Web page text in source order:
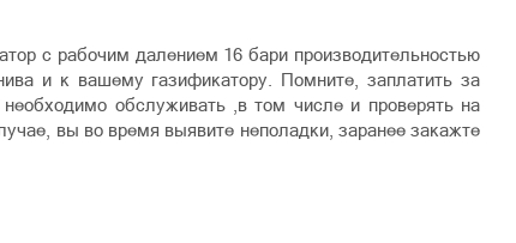
с рабочим далением 16 бари производительностью
и к вашему газификатору. Помните, заплатить за
обслуживать ,в том числе и проверять на
вы во время выявите неполадки, заранее закажте